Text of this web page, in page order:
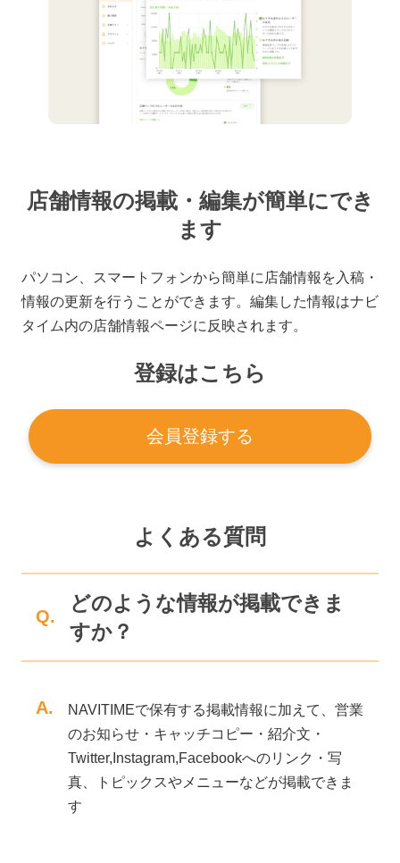
店舗情報の掲載・編集が簡単にでき
ます
パソコン、スマートフォンから簡単に店舗情報を入稿・
情報の更新を行うことができます。編集した情報はナビ
タイム内の店舗情報ページに反映されます。
登録はこちら
会員登録する
よくある質問
Q.
どのような情報が掲載できま
すか？
A.
NAVITIMEで保有する掲載情報に加えて、営業
のお知らせ・キャッチコピー・紹介文・
Twitter,Instagram,Facebookへのリンク・写
真、トピックスやメニューなどが掲載できま
す